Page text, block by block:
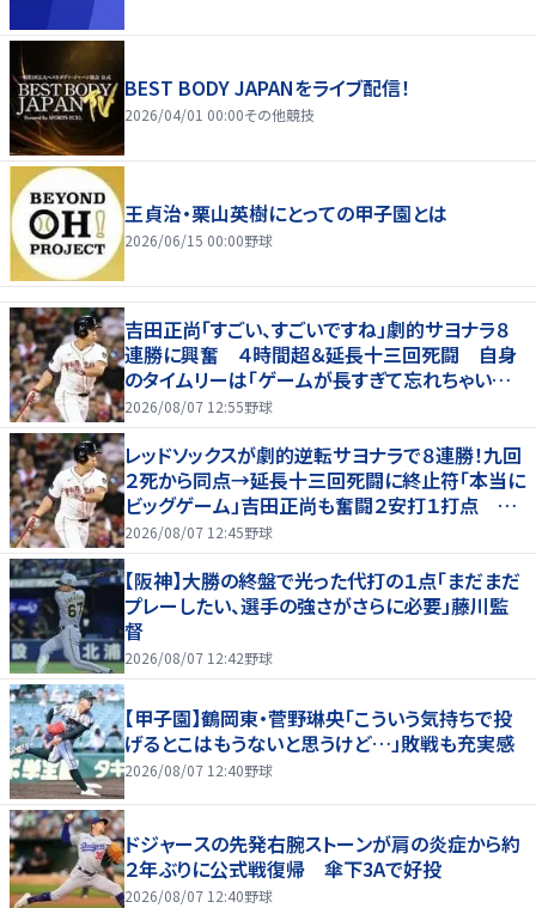
BEST BODY JAPANをライブ配信！
2026/04/01 00:00その他競技
王貞治・栗山英樹にとっての甲子園とは
2026/06/15 00:00野球
吉田正尚「すごい、すごいですね」劇的サヨナラ８
連勝に興奮 ４時間超＆延長十三回死闘 自身
のタイムリーは「ゲームが長すぎて忘れちゃいまし
た」
2026/08/07 12:55野球
レッドソックスが劇的逆転サヨナラで８連勝！九回
２死から同点→延長十三回死闘に終止符「本当に
ビッグゲーム」吉田正尚も奮闘２安打１打点 靴
下対決で驚異のスイープ
2026/08/07 12:45野球
【阪神】大勝の終盤で光った代打の１点「まだまだ
プレーしたい、選手の強さがさらに必要」藤川監
督
2026/08/07 12:42野球
【甲子園】鶴岡東・菅野琳央「こういう気持ちで投
げるとこはもうないと思うけど…」敗戦も充実感
2026/08/07 12:40野球
ドジャースの先発右腕ストーンが肩の炎症から約
２年ぶりに公式戦復帰 傘下3Aで好投
2026/08/07 12:40野球